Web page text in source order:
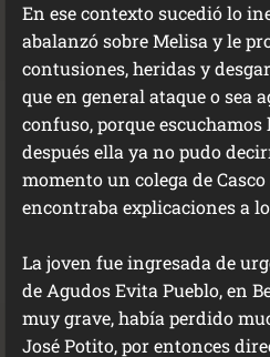
En ese contexto sucedió lo
abalanzó sobre Melisa y le
contusiones, heridas y
que en general ataque o sea
confuso, porque
después ella ya no pudo
momento un colega de
encontraba explicaciones a
La joven fue ingresada de
de Agudos Evita Pueblo, en
muy grave, había perdido
José Potito, por entonces